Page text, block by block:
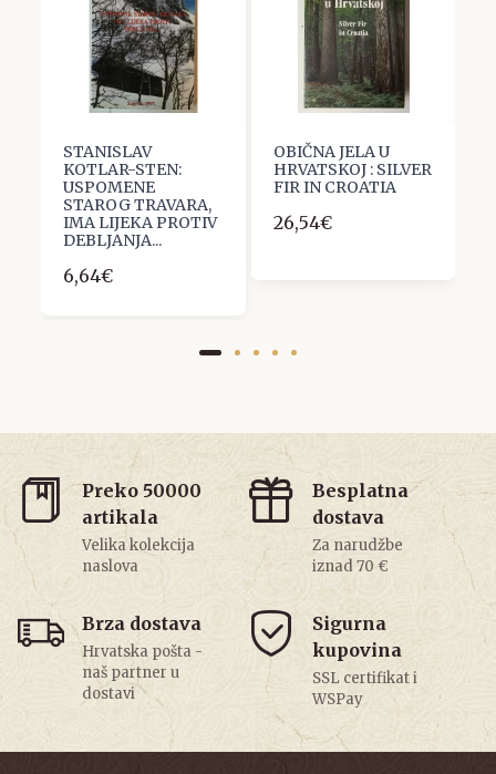
STANISLAV
KOTLAR-STEN:
USPOMENE
STAROG TRAVARA,
IMA LIJEKA PROTIV
DEBLJANJA...
6,64€
OBIČNA JELA U
HRVATSKOJ : SILVER
FIR IN CROATIA
26,54€
Preko 50000
artikala
Velika kolekcija
naslova
Besplatna
dostava
Za narudžbe
iznad 70 €
Brza dostava
Hrvatska pošta -
naš partner u
dostavi
Sigurna
kupovina
SSL certifikat i
WSPay